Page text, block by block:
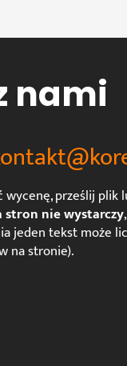
nami
wycenę, prześlij plik
stron nie wystarczy
jeden tekst może
na stronie).